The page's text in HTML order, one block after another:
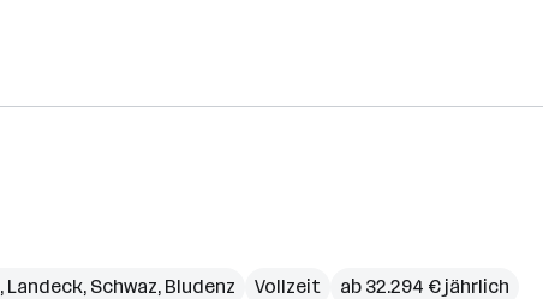
, Landeck, Schwaz, Bludenz Vollzeit ab 32.294 € jährlich